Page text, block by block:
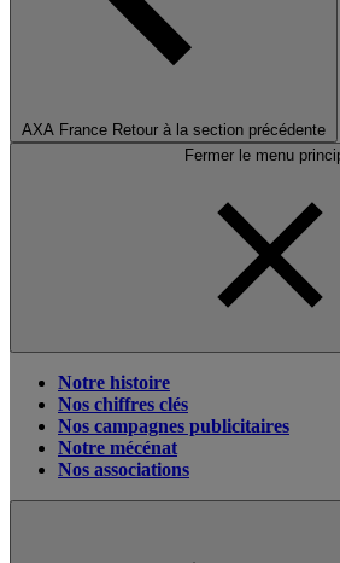
AXA France Retour à la section précédente
Fermer le menu
Notre histoire
Nos chiffres clés
Nos campagnes publicitaires
Notre mécénat
Nos associations